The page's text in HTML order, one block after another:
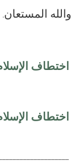
والله المستعان.